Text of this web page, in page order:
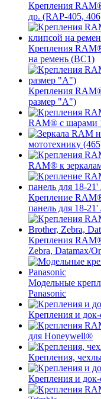
Крепления
др. (RAP-405,
Крепления
на ремень (BC1)
Крепления
размер "A")
RAM® с шарами
мототехнику
RAM® к
Крепление
панель для 18-
Крепления
Zebra, Datamax/
Модельные
Panasonic
Крепления и
для Honeywell®
Крепления,
Крепления и